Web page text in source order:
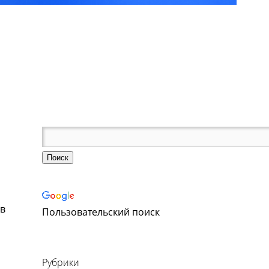
Пользовательский поиск
Рубрики